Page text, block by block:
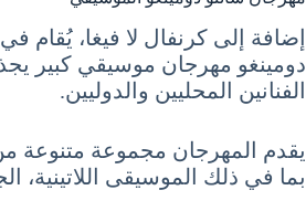
إضافة إلى كرنفال لا فيغا، يُقام
دومينغو مهرجان موسيقي كبير
الفنانين المحليين والدوليين.
يقدم المهرجان مجموعة متنوعة من
بما في ذلك الموسيقى اللاتينية،